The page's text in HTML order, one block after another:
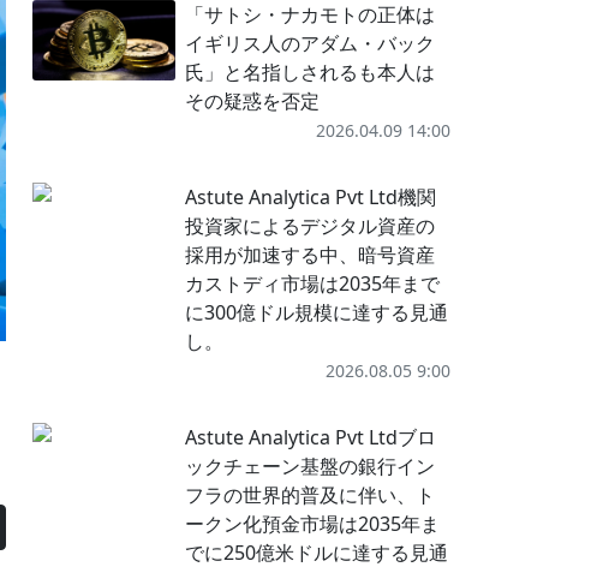
「サトシ・ナカモトの正体は
イギリス人のアダム・バック
氏」と名指しされるも本人は
その疑惑を否定
2026.04.09 14:00
Astute Analytica Pvt Ltd機関
投資家によるデジタル資産の
採用が加速する中、暗号資産
カストディ市場は2035年まで
に300億ドル規模に達する見通
し。
2026.08.05 9:00
Astute Analytica Pvt Ltdブロ
ックチェーン基盤の銀行イン
フラの世界的普及に伴い、ト
ークン化預金市場は2035年ま
でに250億米ドルに達する見通